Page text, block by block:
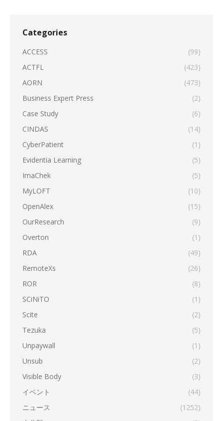
Categories
ACCESS
(99)
ACTFL
(423)
AORN
(473)
Business Expert Press
(2)
Case Study
(6)
CINDAS
(14)
CyberPatient
(1)
Evidentia Learning
(5)
ImaChek
(5)
MyLOFT
(10)
OpenAlex
(15)
OurResearch
(9)
Overton
(1)
RDA
(49)
RemoteXs
(26)
ROR
(8)
SCiNiTO
(1)
Scite
(2)
Tezuka
(5)
Unpaywall
(1)
Unsub
(2)
Visible Body
(3)
イベント
(44)
ニュース
(1252)